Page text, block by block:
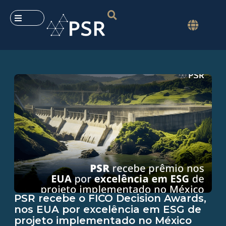
PSR recebe o FICO Decision Awards,
nos EUA por excelência em ESG de
projeto implementado no México